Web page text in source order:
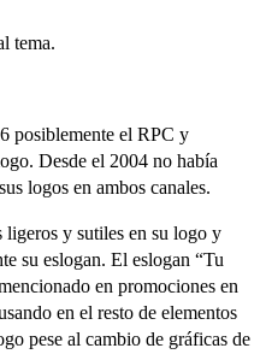
tema.
posiblemente el RPC y
Desde el 2004 no había
logos en ambos canales.
y sutiles en su logo y
su eslogan. El eslogan “Tu
en promociones en
en el resto de elementos
pese al cambio de gráficas de